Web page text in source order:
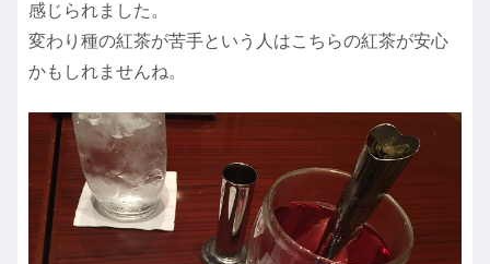
感じられました。
変わり種の紅茶が苦手という人はこちらの紅茶が安心
かもしれませんね。